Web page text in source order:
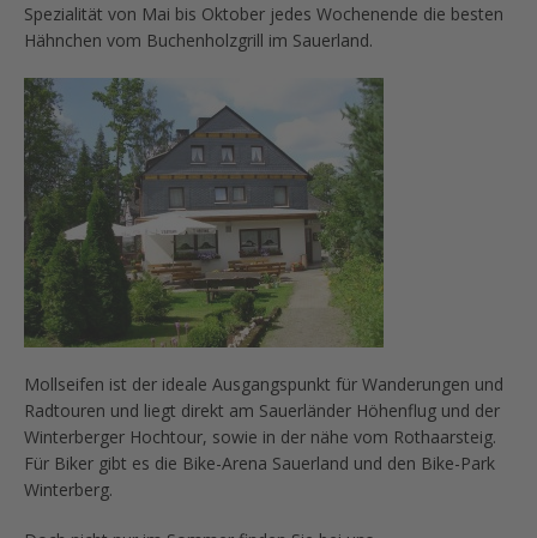
Spezialität von Mai bis Oktober jedes Wochenende die besten
Hähnchen vom Buchenholzgrill im Sauerland.
Mollseifen ist der ideale Ausgangspunkt für Wanderungen und
Radtouren und liegt direkt am Sauerländer Höhenflug und der
Winterberger Hochtour, sowie in der nähe vom Rothaarsteig.
Für Biker gibt es die Bike-Arena Sauerland und den Bike-Park
Winterberg.